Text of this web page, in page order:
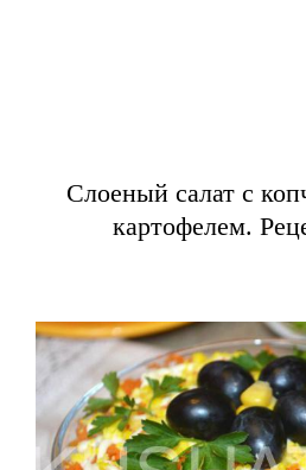
Слоеный салат с
картофелем.